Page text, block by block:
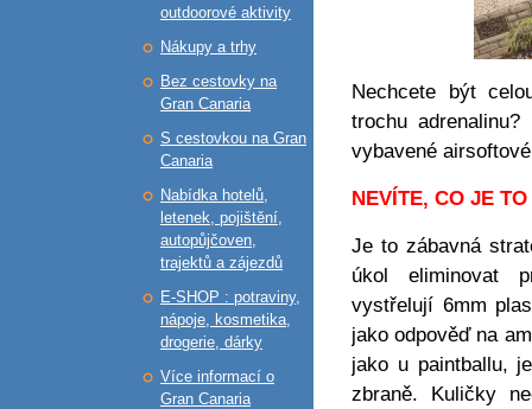
outdoorové aktivity
Nákupy a trhy
Bez cestovky na
Gran Canaria
S cestovkou na Gran
Canaria
Nabídka hotelů,
letenek, pojištění,
autopůjčoven,
trajektů a zájezdů
E-SHOP : potraviny,
nápoje, kosmetika,
drogerie, dárky
Více informací o
Gran Canaria
Nechcete být
trochu
vybavené
NEVÍTE, CO JE
Je to zábavná
úkol eliminovat
vystřelují 6mm
jako odpověď na
jako u paintballu,
zbraně. Kuličky